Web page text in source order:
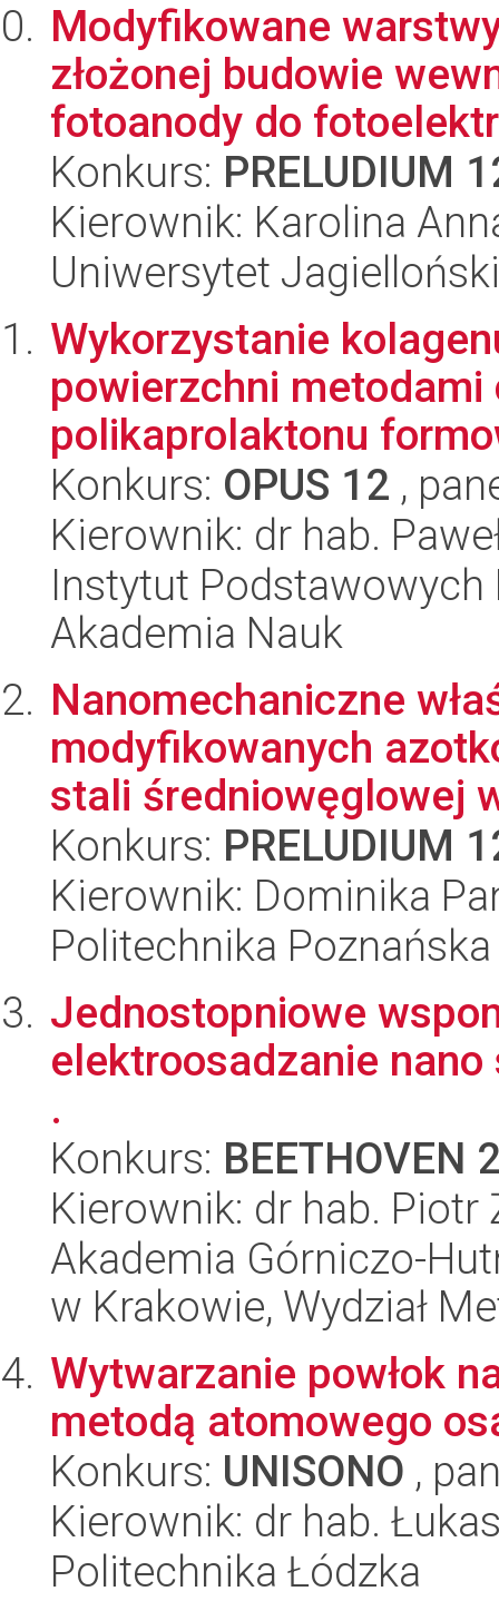
Modyfikowane
złożonej budowie
fotoanody do
Konkurs: PRELUDIUM
Kierownik: Karolina
Uniwersytet
Wykorzystanie
powierzchni metodami
polikaprolaktonu
Konkurs: OPUS 12 ,
Kierownik: dr hab.
Instytut
Akademia Nauk
Nanomechaniczne
modyfikowanych
stali średniowęglowej
Konkurs: PRELUDIUM
Kierownik: Dominika
Politechnika Poznańska
Jednostopniowe
elektroosadzanie
.
Konkurs: BEETHOVEN
Kierownik: dr hab. Piotr
Akademia Górniczo-
w Krakowie, Wydział
Wytwarzanie powłok
metodą atomowego
Konkurs: UNISONO ,
Kierownik: dr hab.
Politechnika Łódzka